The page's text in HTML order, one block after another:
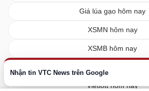
Nhận tin VTC News trên Google
Giá lúa gạo hôm nay
XSMN hôm nay
XSMB hôm nay
Vietlott hôm nay